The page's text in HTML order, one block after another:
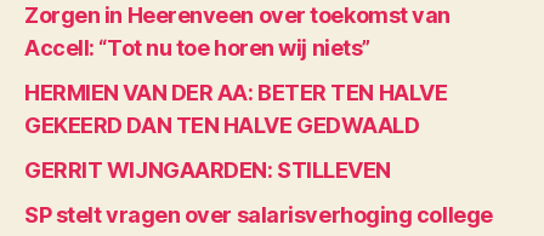
Zorgen in Heerenveen over toekomst van
Accell: “Tot nu toe horen wij niets”
HERMIEN VAN DER AA: BETER TEN HALVE
GEKEERD DAN TEN HALVE GEDWAALD
GERRIT WIJNGAARDEN: STILLEVEN
SP stelt vragen over salarisverhoging college